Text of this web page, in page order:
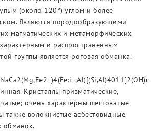
(около 120°) углом и более
Являются породообразующими
магматических и метаморфических
и распространенным
группы является роговая обманка.
Кристаллы призматические,
очень характерны шестоватые
также волокнистые асбестовидные
обманок.